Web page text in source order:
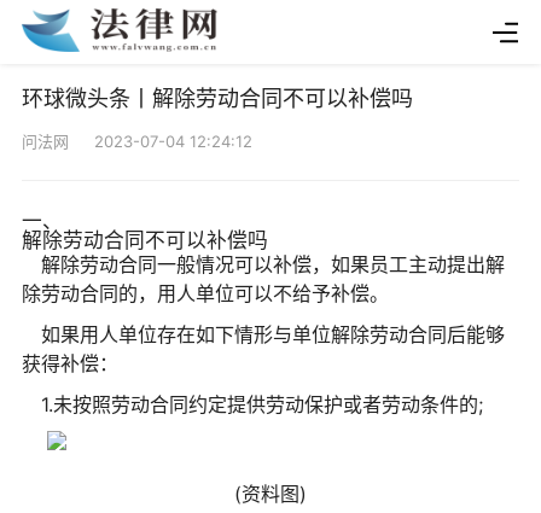
环球微头条丨解除劳动合同不可以补偿吗
问法网 2023-07-04 12:24:12
一、
解除劳动合同不可以补偿吗
解除劳动合同一般情况可以补偿，如果员工主动提出解
除劳动合同的，用人单位可以不给予补偿。
如果用人单位存在如下情形与单位解除劳动合同后能够
获得补偿：
1.未按照劳动合同约定提供劳动保护或者劳动条件的;
(资料图)